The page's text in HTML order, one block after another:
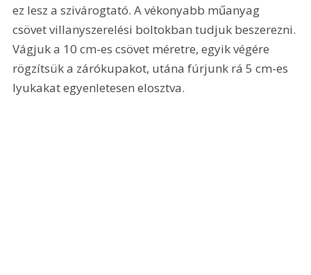
ez lesz a szivárogtató. A vékonyabb műanyag
csövet villanyszerelési boltokban tudjuk beszerezni.
Vágjuk a 10 cm-es csövet méretre, egyik végére
rögzítsük a zárókupakot, utána fúrjunk rá 5 cm-es
lyukakat egyenletesen elosztva.